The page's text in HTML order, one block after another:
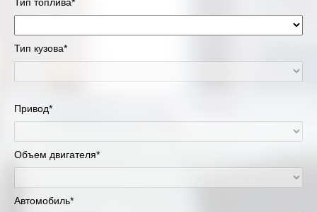
Тип кузова*
Привод*
Объем двигателя*
Автомобиль*